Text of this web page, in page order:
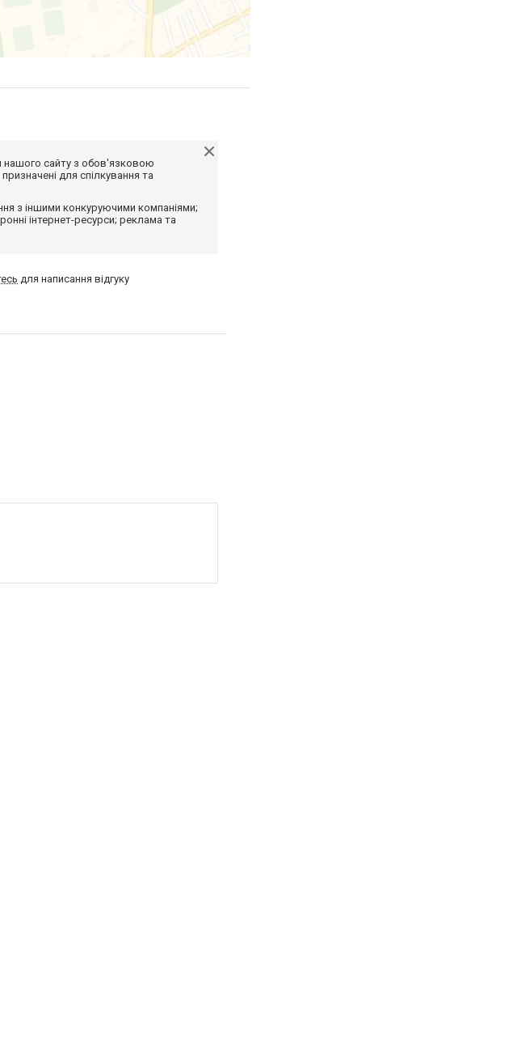
нашого сайту з обов'язковою
для спілкування та
з іншими конкуруючими компаніями;
інтернет-ресурси; реклама та
для написання відгуку